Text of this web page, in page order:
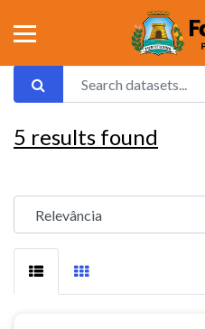
5 results found